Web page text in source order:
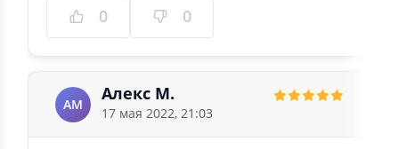
0 0
АМ
Алекс М.
17 мая 2022, 21:03